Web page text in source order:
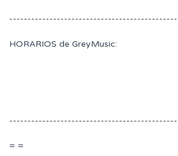
HORARIOS de GreyMusic:
= =